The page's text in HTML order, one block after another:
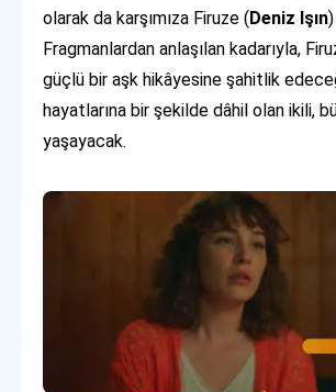
olarak da karşımıza Firuze ( Deniz Işın
Fragmanlardan anlaşılan kadarıyla,
güçlü bir aşk hikâyesine şahitlik
hayatlarına bir şekilde dâhil olan ikili,
yaşayacak.